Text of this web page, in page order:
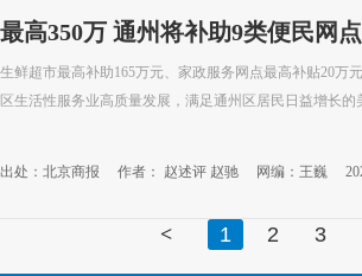
最高350万 通州将补助9类便民网点
生鲜超市最高补助165万元、家政服务网点最高补贴20
区生活性服务业高质量发展，满足通州区居民日益增长
出处：北京商报 作者： 赵述评 赵驰 网编：王巍
< 1 2 3